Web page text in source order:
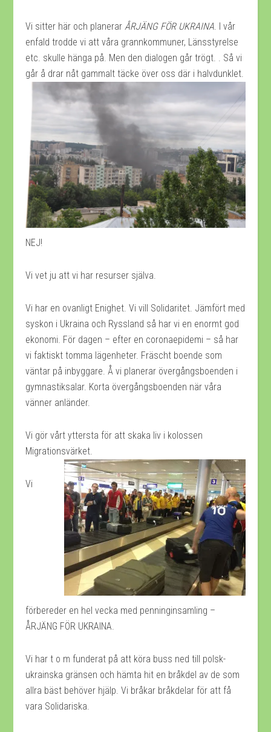
Vi sitter här och planerar ÅRJÄNG FÖR UKRAINA . I vår
enfald trodde vi att våra grannkommuner, Länsstyrelse
etc. skulle hänga på. Men den dialogen går trögt. . Så vi
går å drar nåt gammalt täcke över oss där i halvdunklet.
NEJ!
Vi vet ju att vi har resurser själva.
Vi har en ovanligt Enighet. Vi vill Solidaritet. Jämfört med
syskon i Ukraina och Ryssland så har vi en enormt god
ekonomi. För dagen – efter en coronaepidemi – så har
vi faktiskt tomma lägenheter. Fräscht boende som
väntar på inbyggare. Å vi planerar övergångsboenden i
gymnastiksalar. Korta övergångsboenden när våra
vänner anländer.
Vi gör vårt yttersta för att skaka liv i kolossen
Migrationsvärket.
Vi
förbereder en hel vecka med penninginsamling –
ÅRJÄNG FÖR UKRAINA.
Vi har t o m funderat på att köra buss ned till polsk-
ukrainska gränsen och hämta hit en bråkdel av de som
allra bäst behöver hjälp. Vi bråkar bråkdelar för att få
vara Solidariska.